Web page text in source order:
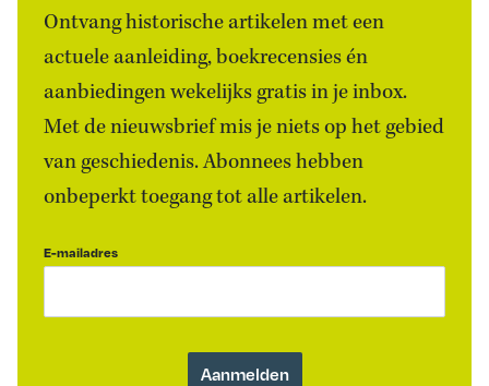
Ontvang historische artikelen met een
actuele aanleiding, boekrecensies én
aanbiedingen wekelijks gratis in je inbox.
Met de nieuwsbrief mis je niets op het gebied
van geschiedenis. Abonnees hebben
onbeperkt toegang tot alle artikelen.
E-mailadres